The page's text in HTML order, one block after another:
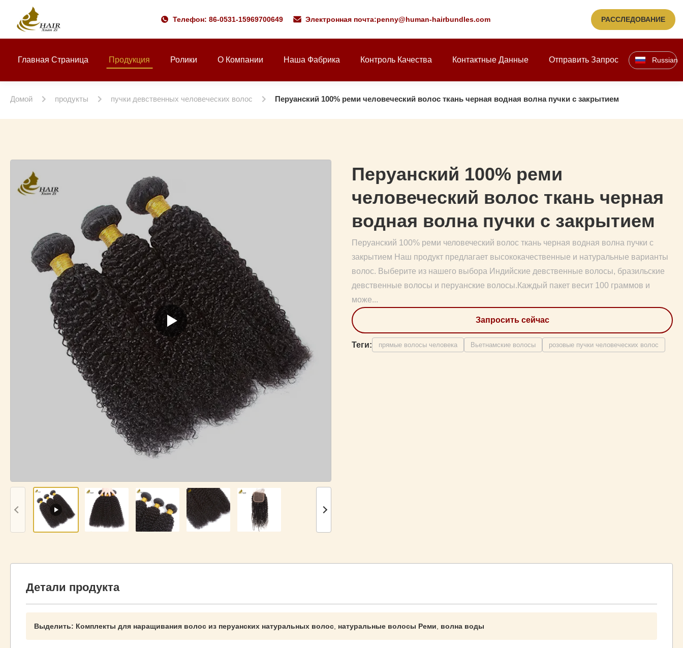
Телефон: 86-0531-15969700649 Электронная почта:penny@human-hairbundles.com РАССЛЕДОВАНИЕ
Главная Страница Продукция Ролики О Компании Наша Фабрика Контроль Качества Контактные Данные Отправить Запрос Russian
Домой продукты пучки девственных человеческих волос Перуанский 100% реми человеческий волос ткань черная водная волна пучки с закрытием
Перуанский 100% реми
человеческий волос ткань черная
водная волна пучки с закрытием
Перуанский 100% реми человеческий волос ткань черная водная волна пучки с
закрытием Наш продукт предлагает высококачественные и натуральные варианты
волос. Выберите из нашего выбора Индийские девственные волосы, бразильские
девственные волосы и перуанские волосы.Каждый пакет весит 100 граммов и
може...
Запросить сейчас
Теги: прямые волосы человека Вьетнамские волосы розовые пучки человеческих волос
Детали продукта
Выделить: Комплекты для наращивания волос из перуанских натуральных волос натуральные волосы Реми волна воды